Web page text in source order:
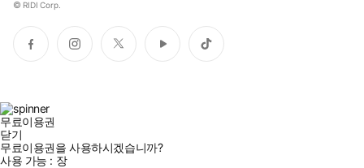
© RIDI Corp.
페
이
인
스
트
위
유
튜
틱
톡
무료이용권
닫기
무료이용권을 사용하시겠습니까?
사용 가능 : 장